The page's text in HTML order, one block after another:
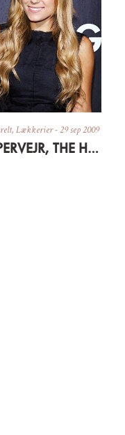
,Lækkerier-29 sep 2009
SUPERVEJR, THE HILLS OG SEN FROKOST